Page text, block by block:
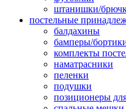
штанишки/
постельные
балдахины
бамперы/
комплекты
наматрасники
пеленки
подушки
позиционеры